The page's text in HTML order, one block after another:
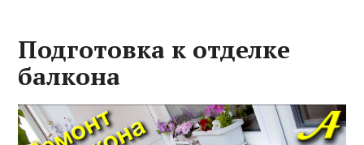
Подготовка к отделке
балкона